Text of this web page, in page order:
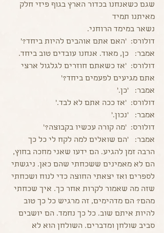
שגם כשאנחנו בכדור הארץ בגוף פיזי חלק
מאיתנו תמיד
נשאר במימד הרוחני.
דולורס:  'האם אתם אוהבים להיות ביחד?'
אמבר:   כן, מאוד. אנחנו עובדים טוב ביחד.
דולורס:  'אז כשאתם חוזרים לגלגול ארצי
אתם מגיעים לפעמים ביחד?'
אמבר:   'כן.'
דולורס:  'אז ככה אתם לא לבד.'
אמבר:   'נכון.'
דולורס:  'מה קורה עכשיו בקבוצה?'
אמבר:   'הם שואלים למה לקח לי כל כך
הרבה זמן להגיע. הם ידעו שאני מחכה בחוץ,
הם לא מאמינים ששכחתי שהם כאן. ניגשתי
לספרים ואז יצאתי החוצה כדי לנוח ושכחתי
שזה מה שאמור לקרות אחר כך. איך שכחתי
מהם? הם מדהימים, זה מרגיש כל כך טוב
להיות איתם שוב. כל כך נחמד. הם יושבים
סביב שולחן ומדברים. השולחן הוא לא